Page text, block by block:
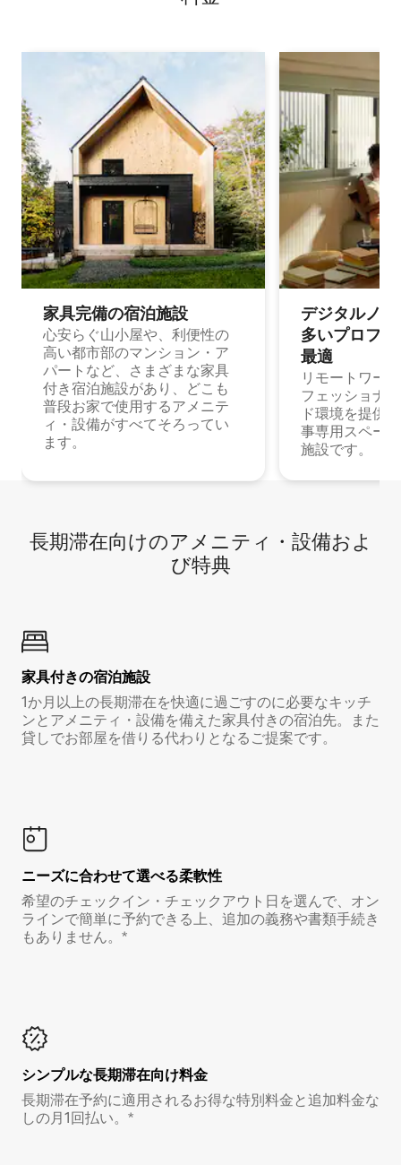
家具完備の宿⁠泊⁠施⁠設
心安らぐ山小屋や、利便性の
高い都市部のマンション・ア
パートなど、さまざまな家具
付き宿泊施設があり、どこも
普段お家で使用するアメニテ
ィ・設備がすべてそろってい
ます。
デジタルノ
多⁠いプ⁠ロ⁠フ⁠
最⁠適
リモートワー
フェッショナ
ド環境を提供
事専用スペー
施設です。
長期滞在向け⁠のア⁠メ⁠ニ⁠テ⁠ィ⁠・設⁠備⁠およ
び特⁠典
家具付き⁠の宿⁠泊⁠施⁠設
1か月以上の長期滞在を快適に過ごすのに必要なキッチ
ンとアメニティ・設備を備えた家具付きの宿泊先。また
貸しでお部屋を借りる代わりとなるご提案です。
ニーズに合わせて選べる柔軟性
希望のチェックイン・チェックアウト日を選んで、オン
ラインで簡単に予約できる上、追加の義務や書類手続き
もありません。*
シンプルな長期滞在向け料金
長期滞在予約に適用されるお得な特別料金と追加料金な
しの月1回払い。*